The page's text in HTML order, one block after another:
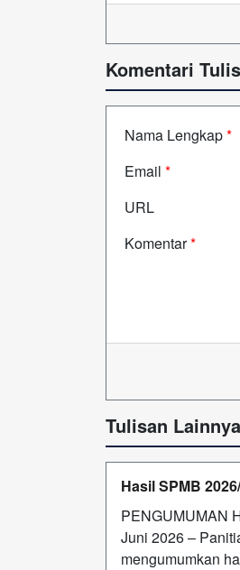
Komentari
Nama Lengkap*
Email *
URL
Komentar*
Tulisan Lainnya
Hasil SPMB
PENGUMUMAN
Juni 2026 –
mengumumkan